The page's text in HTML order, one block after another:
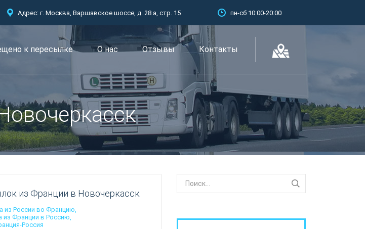
Адрес: г. Москва, Варшавское шоссе, д. 28 а, стр. 15 пн-сб 10:00-20:00
к пересылкe О нас Отзывы Контакты
из Франции в Новочеркасск
из России во Францию
из Франции в Россию
Россия